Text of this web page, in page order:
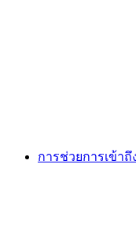
การช่วยการเข้าถึ